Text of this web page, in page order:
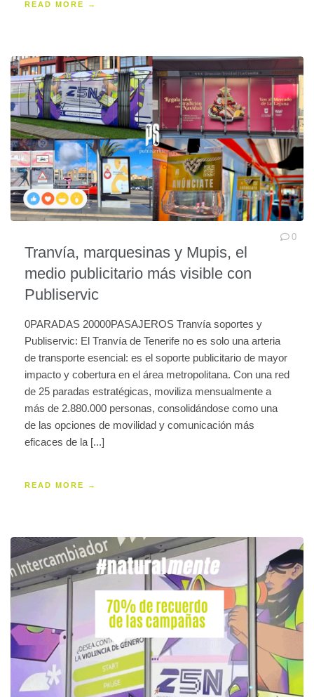
READ MORE →
Tranvía, marquesinas y Mupis, el
medio publicitario más visible con
Publiservic
0
0PARADAS 20000PASAJEROS Tranvía soportes y
Publiservic: El Tranvía de Tenerife no es solo una arteria
de transporte esencial: es el soporte publicitario de mayor
impacto y cobertura en el área metropolitana. Con una red
de 25 paradas estratégicas, moviliza mensualmente a
más de 2.880.000 personas, consolidándose como una
de las opciones de movilidad y comunicación más
eficaces de la [...]
READ MORE →